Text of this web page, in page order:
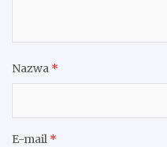
Nazwa *
E-mail *